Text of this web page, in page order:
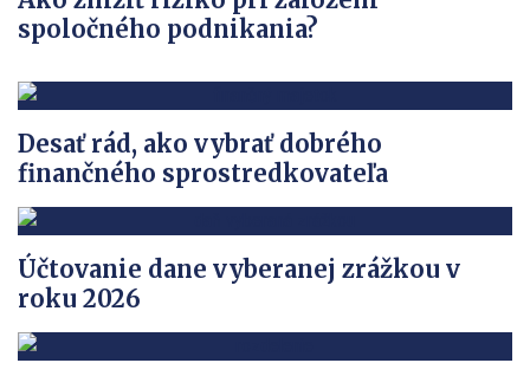
spoločného podnikania?
Desať rád, ako vybrať dobrého
finančného sprostredkovateľa
Účtovanie dane vyberanej zrážkou v
roku 2026